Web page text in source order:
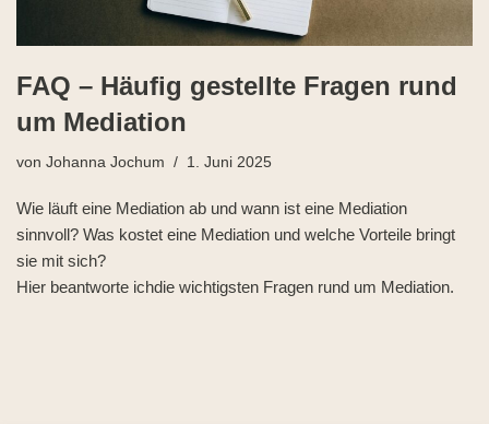
FAQ – Häufig gestellte Fragen rund
um Mediation
von Johanna Jochum 1. Juni 2025
Wie läuft eine Mediation ab und wann ist eine Mediation
sinnvoll? Was kostet eine Mediation und welche Vorteile bringt
sie mit sich?
Hier beantworte ichdie wichtigsten Fragen rund um Mediation.